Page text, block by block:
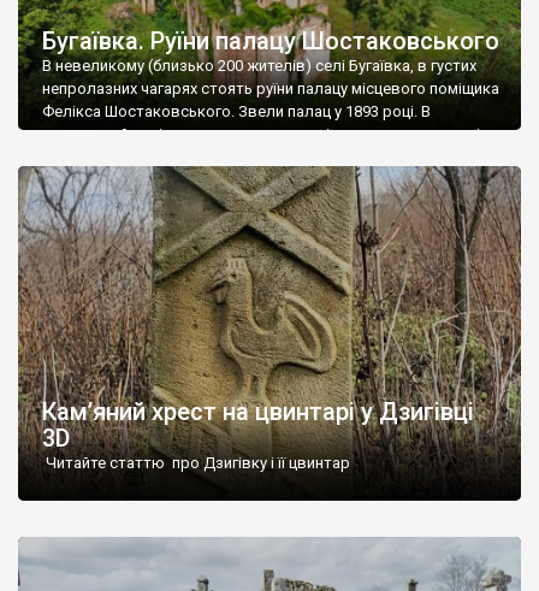
Бугаївка. Руїни палацу Шостаковського
В невеликому (близько 200 жителів) селі Бугаївка, в густих
непролазних чагарях стоять руїни палацу місцевого поміщика
Фелікса Шостаковського. Звели палац у 1893 році. В
радянський період у ньому спочатку містилася школа, потім
століття тут розмістили туберкульозну лікарню. Коли із
палацу виїхала лікарня – ми точно не […]
Кам’яний хрест на цвинтарі у Дзигівці
3D
Читайте статтю про Дзигівку і її цвинтар